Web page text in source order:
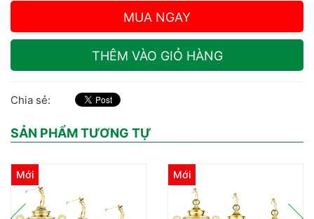
Chia sẻ:
SẢN PHẨM TƯƠNG TỰ
Mới Mới